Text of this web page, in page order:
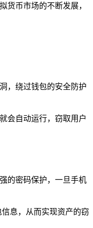
货币市场的不断发展，
，绕过钱包的安全防护
会自动运行，窃取用户
的密码保护，一旦手机
息，从而实现资产的窃